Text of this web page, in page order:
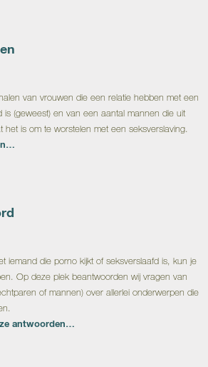
van vrouwen die een relatie hebben met een
is (geweest) en van een aantal mannen die uit
het is om te worstelen met een seksverslaving.
iemand die porno kijkt of seksverslaafd is, kun je
Op deze plek beantwoorden wij vragen van
of mannen) over allerlei onderwerpen die
antwoorden…